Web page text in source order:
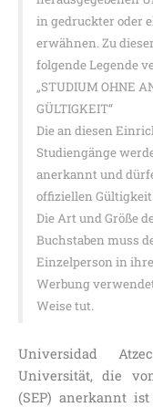
in gedruckter oder
erwähnen. Zu
folgende Legende
„STUDIUM OHNE
GÜLTIGKEIT“
Die an diesen
Studiengänge
anerkannt und
offiziellen
Die Art und Größe
Buchstaben muss
Einzelperson in
Werbung
Weise tut.
Universidad
Universität, die
(SEP) anerkannt